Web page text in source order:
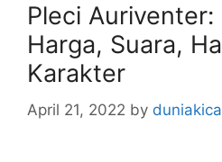
Pleci
Harga, Suara,
Karakter
April 21, 2022 by